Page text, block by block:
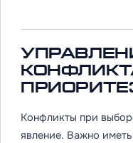
Конфликты при
явление. Важно